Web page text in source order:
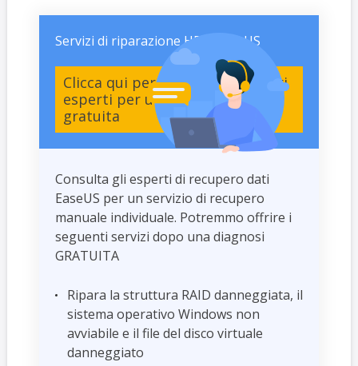
Servizi di riparazione HDD EaseUS
Clicca qui per contattare i nostri
esperti per una valutazione
gratuita
Consulta gli esperti di recupero dati
EaseUS per un servizio di recupero
manuale individuale. Potremmo offrire i
seguenti servizi dopo una diagnosi
GRATUITA
Ripara la struttura RAID danneggiata, il
sistema operativo Windows non
avviabile e il file del disco virtuale
danneggiato